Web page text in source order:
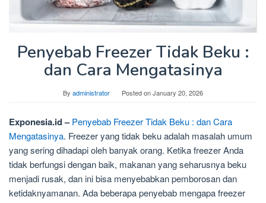
Penyebab Freezer Tidak Beku :
dan Cara Mengatasinya
By administrator Posted onJanuary 20, 2026
Exponesia.id – Penyebab Freezer Tidak Beku : dan Cara
Mengatasinya. Freezer yang tidak beku adalah masalah umum
yang sering dihadapi oleh banyak orang. Ketika freezer Anda
tidak berfungsi dengan baik, makanan yang seharusnya beku
menjadi rusak, dan ini bisa menyebabkan pemborosan dan
ketidaknyamanan. Ada beberapa penyebab mengapa freezer